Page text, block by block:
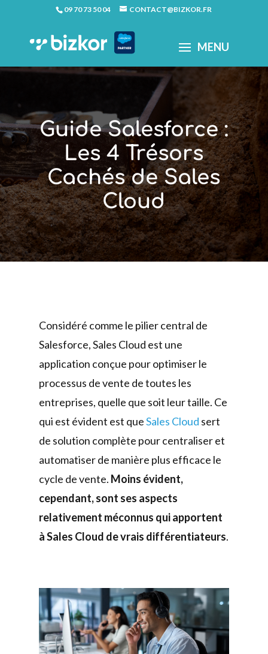
09 70 73 50 04 CONTACT@BIZKOR.FR
Guide Salesforce :
Les 4 Trésors
Cachés de Sales
Cloud
Considéré comme le pilier central de
Salesforce, Sales Cloud est une
application conçue pour optimiser le
processus de vente de toutes les
entreprises, quelle que soit leur taille. Ce
qui est évident est queSales Cloud sert
de solution complète pour centraliser et
automatiser de manière plus efficace le
cycle de vente. Moins évident,
cependant, sont ses aspects
relativement méconnus qui apportent
à Sales Cloud de vrais différentiateurs.